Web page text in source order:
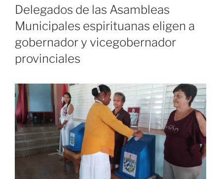
EL
Delegados de las Asambleas
Municipales espirituanas eligen a
gobernador y vicegobernador
provinciales